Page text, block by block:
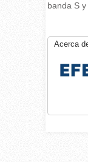
banda S
Acerca